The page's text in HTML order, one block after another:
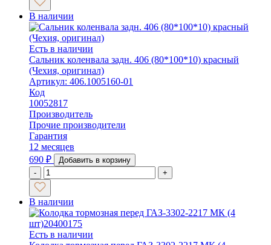
В наличии
Есть в наличии
Сальник коленвала задн. 406 (80*100*10) красный
(Чехия, оригинал)
Артикул: 406.1005160-01
Код
10052817
Производитель
Прочие производители
Гарантия
12 месяцев
690 ₽
Добавить в корзину
-
+
В наличии
Есть в наличии